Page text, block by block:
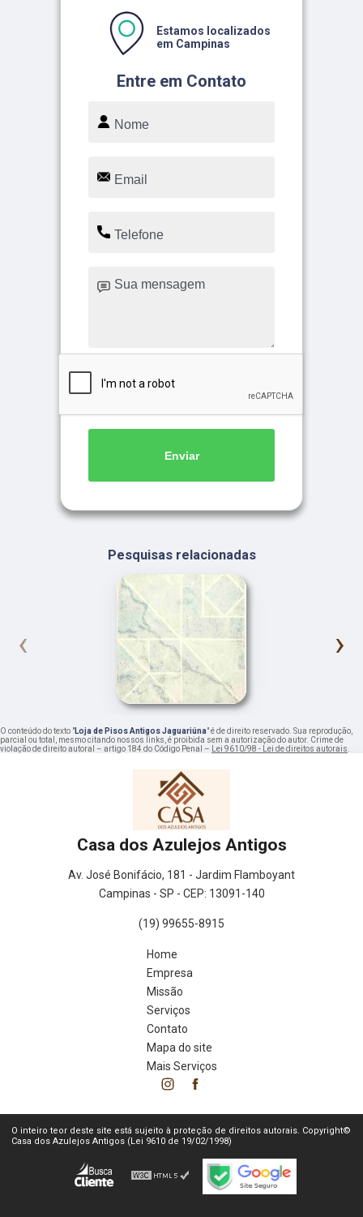
Entre em Contato
Estamos localizados
em Campinas
Enviar
Pesquisas relacionadas
‹ ›
O conteúdo do texto "Loja de Pisos Antigos Jaguariúna" é de direito reservado. Sua reprodução,
parcial ou total, mesmo citando nossos links, é proibida sem a autorização do autor. Crime de
violação de direito autoral – artigo 184 do Código Penal –
Lei 9610/98 - Lei de direitos autorais
Casa dos Azulejos Antigos
Av. José Bonifácio, 181 - Jardim Flamboyant
Campinas - SP - CEP: 13091-140
(19) 99655-8915
Home
Empresa
Missão
Serviços
Contato
Mapa do site
Mais Serviços
O inteiro teor deste site está sujeito à proteção de direitos autorais. Copyright©
Casa dos Azulejos Antigos (Lei 9610 de 19/02/1998)